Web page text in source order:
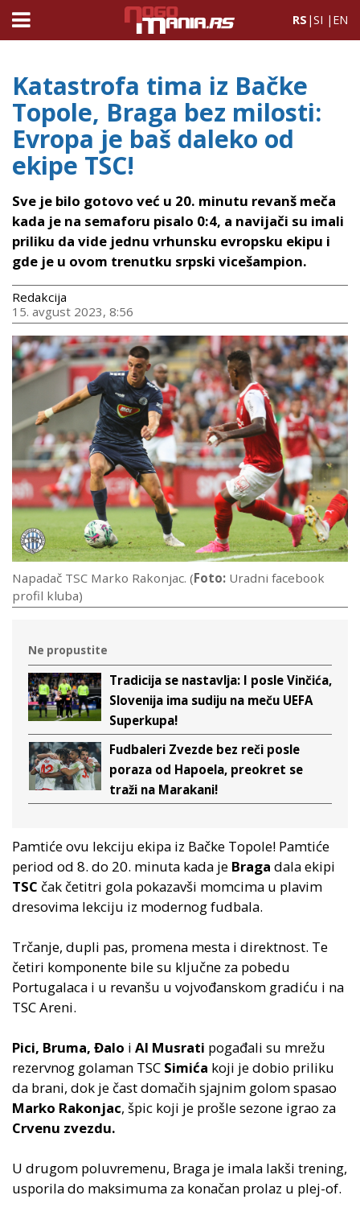
RS |SI | EN
Katastrofa tima iz Bačke
Topole, Braga bez milosti:
Evropa je baš daleko od
ekipe TSC!
Sve je bilo gotovo već u 20. minutu revanš meča
kada je na semaforu pisalo 0:4, a navijači su imali
priliku da vide jednu vrhunsku evropsku ekipu i
gde je u ovom trenutku srpski vicešampion.
Redakcija
15. avgust 2023, 8:56
Napadač TSC Marko Rakonjac. (Foto: Uradni facebook
profil kluba)
Ne propustite
Tradicija se nastavlja: I posle Vinčića,
Slovenija ima sudiju na meču UEFA
Superkupa!
Fudbaleri Zvezde bez reči posle
poraza od Hapoela, preokret se
traži na Marakani!
Pamtiće ovu lekciju ekipa iz Bačke Topole! Pamtiće
period od 8. do 20. minuta kada je Braga dala ekipi
TSC čak četitri gola pokazavši momcima u plavim
dresovima lekciju iz modernog fudbala.
Trčanje, dupli pas, promena mesta i direktnost. Te
četiri komponente bile su ključne za pobedu
Portugalaca i u revanšu u vojvođanskom gradiću i na
TSC Areni.
Pici, Bruma, Đalo i Al Musrati pogađali su mrežu
rezervnog golaman TSC Simića koji je dobio priliku
da brani, dok je čast domačih sjajnim golom spasao
Marko Rakonjac, špic koji je prošle sezone igrao za
Crvenu zvezdu.
U drugom poluvremenu, Braga je imala lakši trening,
usporila do maksimuma za konačan prolaz u plej-of.